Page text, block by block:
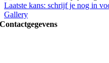
Laatste kans: schrijf je nog in
Gallery
Contactgegevens